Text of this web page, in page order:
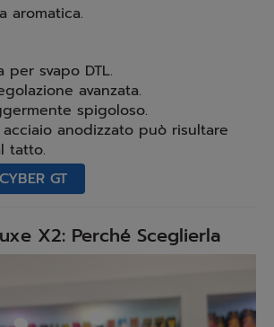
aromatica.
per svapo DTL.
avanzata.
spigoloso.
anodizzato può risultare
tatto.
GT
X2: Perché Sceglierla